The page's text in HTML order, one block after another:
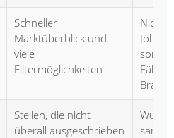
Schneller
Marktüberblick und
viele
Filtermöglichkeiten
Nicht
Stellen, die nicht
überall ausgeschrieben